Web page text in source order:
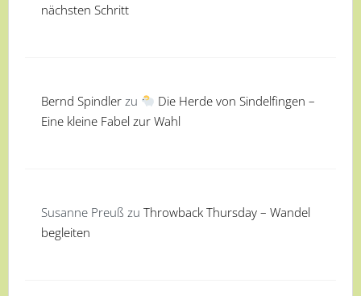
nächsten Schritt
Bernd Spindler zu
Die Herde von Sindelfingen –
Eine kleine Fabel zur Wahl
Susanne Preuß zu Throwback Thursday – Wandel
begleiten